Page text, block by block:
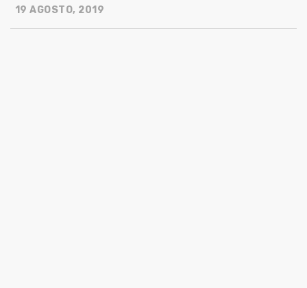
19 AGOSTO, 2019